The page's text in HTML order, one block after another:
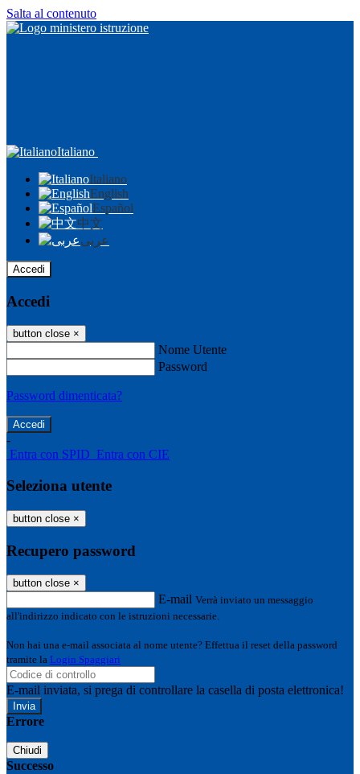
Salta al contenuto
Italiano
Italiano
English
Español
中文
عربى
Accedi
Accedi
button close ×
Nome Utente
Password
Password dimenticata?
-
Entra con SPID Entra con CIE
Seleziona utente
button close ×
Recupero password
button close ×
E-mail Verrà inviato un messaggio
all'indirizzo indicato con le istruzioni necessarie.
Non hai una e-mail associata al nome utente? Effettua il reset della password
tramite la Login Spaggiari
E-mail inviata, si prega di controllare la casella di posta elettronica!
Errore
Chiudi
Successo